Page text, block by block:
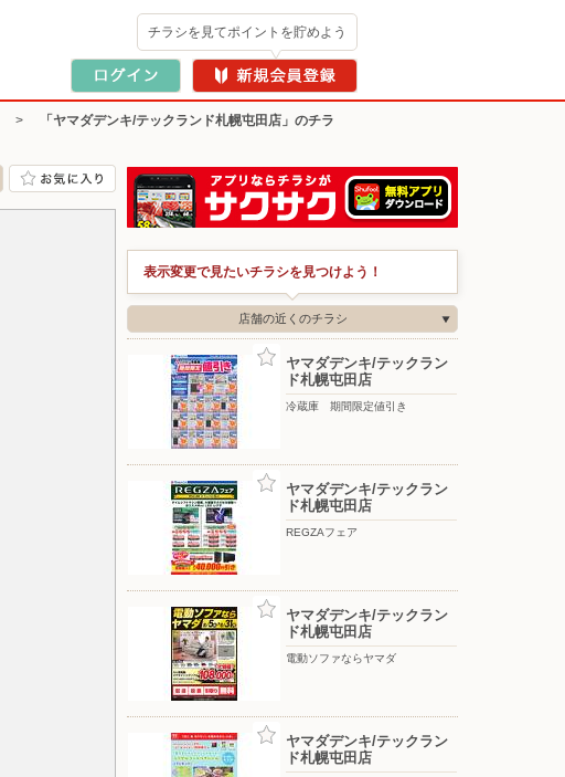
チラシを見てポイントを貯めよう
>
「ヤマダデンキ/テックランド札幌屯田店」のチラ
表示変更で見たいチラシを見つけよう！
店舗の近くのチラシ
ヤマダデンキ/テックラン
ド札幌屯田店
冷蔵庫 期間限定値引き
ヤマダデンキ/テックラン
ド札幌屯田店
REGZAフェア
ヤマダデンキ/テックラン
ド札幌屯田店
電動ソファならヤマダ
ヤマダデンキ/テックラン
ド札幌屯田店